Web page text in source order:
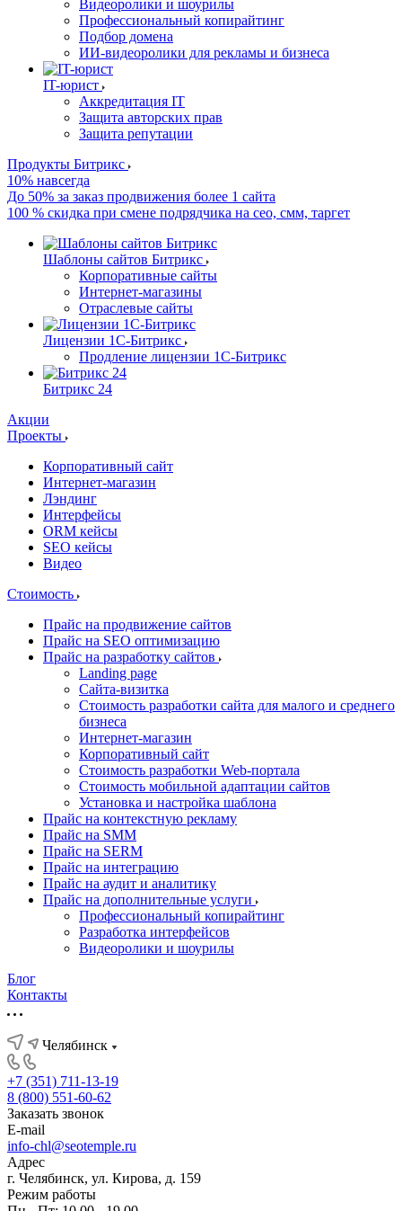
Видеоролики и шоурилы
Профессиональный копирайтинг
Подбор домена
ИИ-видеоролики для рекламы и бизнеса
IT-юрист
Аккредитация IT
Защита авторских прав
Защита репутации
Продукты Битрикс
10% навсегда
До 50% за заказ продвижения более 1 сайта
100 % скидка при смене подрядчика на сео, смм, таргет
Шаблоны сайтов Битрикс
Корпоративные сайты
Интернет-магазины
Отраслевые сайты
Лицензии 1С-Битрикс
Продление лицензии 1С-Битрикс
Битрикс 24
Акции
Проекты
Корпоративный сайт
Интернет-магазин
Лэндинг
Интерфейсы
ORM кейсы
SEO кейсы
Видео
Стоимость
Прайс на продвижение сайтов
Прайс на SEO оптимизацию
Прайс на разработку сайтов
Landing page
Cайта-визитка
Стоимость разработки сайта для малого и среднего
бизнеса
Интернет-магазин
Корпоративный сайт
Стоимость разработки Web-портала
Стоимость мобильной адаптации сайтов
Установка и настройка шаблона
Прайс на контекстную рекламу
Прайс на SMM
Прайс на SERM
Прайс на интеграцию
Прайс на аудит и аналитику
Прайс на дополнительные услуги
Профессиональный копирайтинг
Разработка интерфейсов
Видеоролики и шоурилы
Блог
Контакты
Челябинск
+7 (351) 711-13-19
8 (800) 551-60-62
Заказать звонок
E-mail
info-chl@seotemple.ru
Адрес
г. Челябинск, ул. Кирова, д. 159
Режим работы